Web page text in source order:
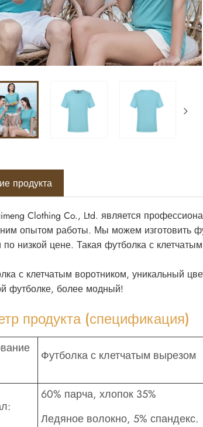
продукта
Clothing Co., Ltd. является
опытом работы. Мы можем изготовить
низкой цене. Такая футболка с
с клетчатым воротником, уникальный
футболке, более модный!
продукта (спецификация)
Футболка с клетчатым вырезом
60% парча, хлопок 35%
Ледяное волокно, 5% спандекс.